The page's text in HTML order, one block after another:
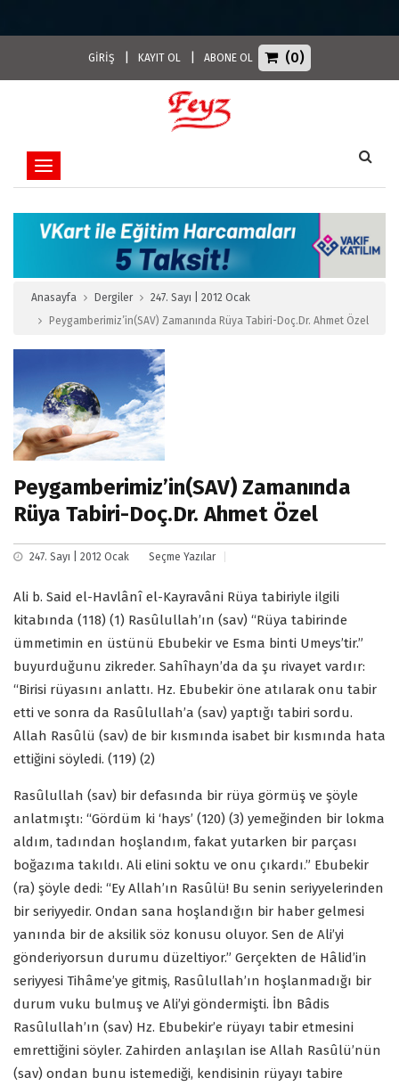
GİRİŞ KAYIT OL ABONE OL (0)
Toggle navigation
Anasayfa Dergiler
247. Sayı | 2012 Ocak
Peygamberimiz’in(SAV) Zamanında Rüya Tabiri-Doç.Dr. Ahmet Özel
Peygamberimiz’in(SAV) Zamanında
Rüya Tabiri-Doç.Dr. Ahmet Özel
247. Sayı | 2012 Ocak Seçme Yazılar
Ali b. Said el-Havlânî el-Kayravâni Rüya tabiriyle ilgili
kitabında (118) (1) Rasûlullah’ın (sav) “Rüya tabirinde
ümmetimin en üstünü Ebubekir ve Esma binti Umeys’tir.”
buyurduğunu zikreder. Sahîhayn’da da şu rivayet vardır:
“Birisi rüyasını anlattı. Hz. Ebubekir öne atılarak onu tabir
etti ve sonra da Rasûlullah’a (sav) yaptığı tabiri sordu.
Allah Rasûlü (sav) de bir kısmında isabet bir kısmında hata
ettiğini söyledi. (119) (2)
Rasûlullah (sav) bir defasında bir rüya görmüş ve şöyle
anlatmıştı: “Gördüm ki ‘hays’ (120) (3) yemeğinden bir lokma
aldım, tadından hoşlandım, fakat yutarken bir parçası
boğazıma takıldı. Ali elini soktu ve onu çıkardı.” Ebubekir
(ra) şöyle dedi: “Ey Allah’ın Rasûlü! Bu senin seriyyelerinden
bir seriyyedir. Ondan sana hoşlandığın bir haber gelmesi
yanında bir de aksilik söz konusu oluyor. Sen de Ali’yi
gönderiyorsun durumu düzeltiyor.” Gerçekten de Hâlid’in
seriyyesi Tihâme’ye gitmiş, Rasûlullah’ın hoşlanmadığı bir
durum vuku bulmuş ve Ali’yi göndermişti. İbn Bâdis
Rasûlullah’ın (sav) Hz. Ebubekir’e rüyayı tabir etmesini
emrettiğini söyler. Zahirden anlaşılan ise Allah Rasûlü’nün
(sav) ondan bunu istemediği, kendisinin rüyayı tabire